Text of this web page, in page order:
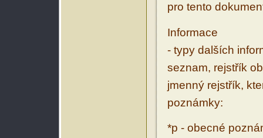
pro tento
Informace
- typy dalších
seznam, rejstřík
jmenný rejstřík,
poznámky:
*p - obecné